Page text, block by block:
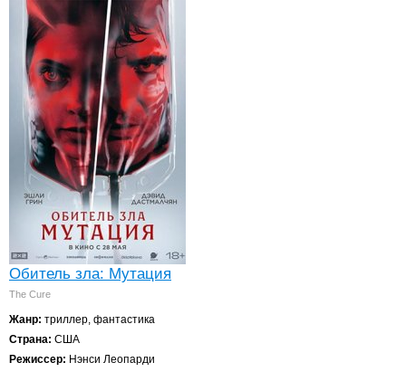
Обитель зла: Мутация
The Cure
Жанр: триллер, фантастика
Страна: США
Режиссер: Нэнси Леопарди